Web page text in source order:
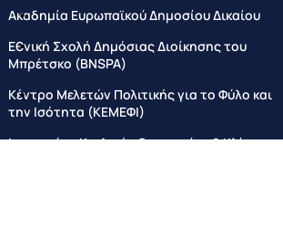
Ακαδημία Ευρωπαϊκού Δημοσίου Δικαίου
Εθνική Σχολή Δημόσιας Διοίκησης του
Μπρέτσκο (BNSPA)
Κέντρο Μελετών Πολιτικής για το Φύλο και
την Ισότητα (ΚΕΜΕΦΙ)
Ινστιτούτο Κυκλικής Οικονομίας & Κλίματος